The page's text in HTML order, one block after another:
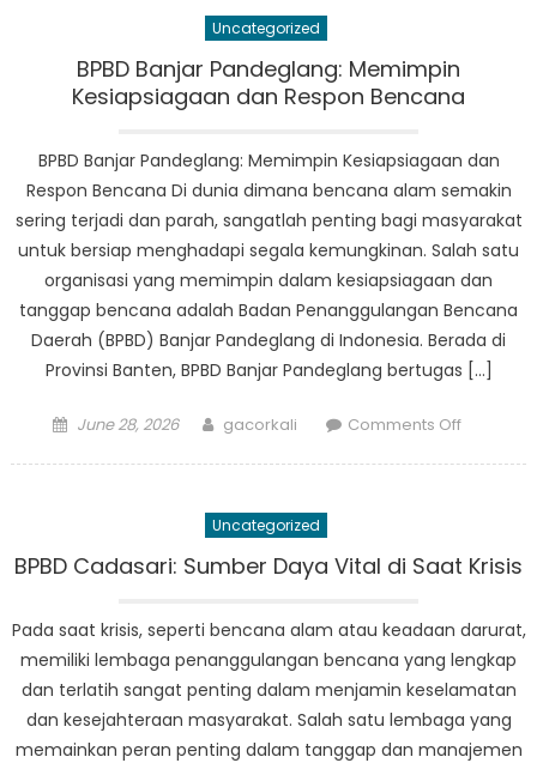
Strategi
Uncategorized
BPBD Banjar Pandeglang: Memimpin
Kesiapsiagaan dan Respon Bencana
BPBD Banjar Pandeglang: Memimpin Kesiapsiagaan dan
Respon Bencana Di dunia dimana bencana alam semakin
sering terjadi dan parah, sangatlah penting bagi masyarakat
untuk bersiap menghadapi segala kemungkinan. Salah satu
organisasi yang memimpin dalam kesiapsiagaan dan
tanggap bencana adalah Badan Penanggulangan Bencana
Daerah (BPBD) Banjar Pandeglang di Indonesia. Berada di
Provinsi Banten, BPBD Banjar Pandeglang bertugas […]
Posted
June 28, 2026 Author
gacorkali Comments Offon
Bencana
Uncategorized
BPBD Cadasari: Sumber Daya Vital di Saat Krisis
Pada saat krisis, seperti bencana alam atau keadaan darurat,
memiliki lembaga penanggulangan bencana yang lengkap
dan terlatih sangat penting dalam menjamin keselamatan
dan kesejahteraan masyarakat. Salah satu lembaga yang
memainkan peran penting dalam tanggap dan manajemen